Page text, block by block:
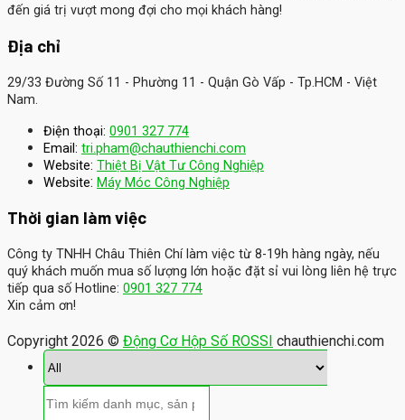
đến giá trị vượt mong đợi cho mọi khách hàng!
Địa chỉ
29/33 Đường Số 11 - Phường 11 - Quận Gò Vấp - Tp.HCM - Việt
Nam.
Điện thoại: 0901 327 774
Email: tri.pham@chauthienchi.com
Website: Thiệt Bị Vật Tư Công Nghiệp
Website: Máy Móc Công Nghiệp
Thời gian làm việc
Công ty TNHH Châu Thiên Chí làm việc từ 8-19h hàng ngày, nếu
quý khách muốn mua số lượng lớn hoặc đặt sỉ vui lòng liên hệ trực
tiếp qua số Hotline: 0901 327 774
Xin cảm ơn!
Copyright 2026 © Động Cơ Hộp Số ROSSI chauthienchi.com